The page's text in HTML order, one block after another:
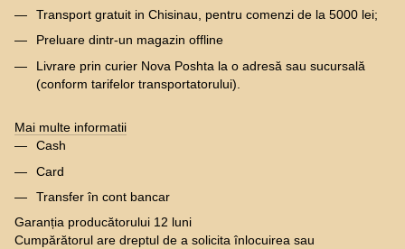
Transport gratuit in Chisinau, pentru comenzi de la 5000 lei;
Preluare dintr-un magazin offline
Livrare prin curier Nova Poshta la o adresă sau sucursală
(conform tarifelor transportatorului).
Mai multe informatii
Cash
Card
Transfer în cont bancar
Garanția producătorului 12 luni
Cumpărătorul are dreptul de a solicita înlocuirea sau